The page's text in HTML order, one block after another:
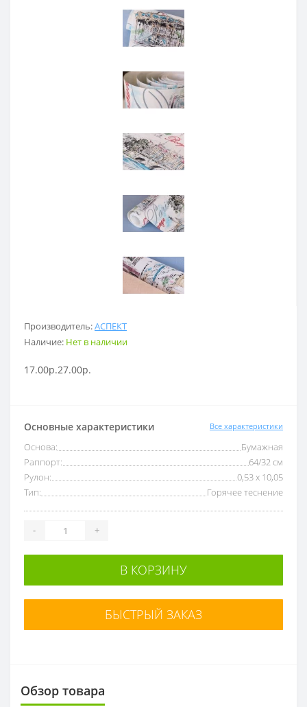
Производитель:АСПЕКТ
Наличие: Нет в наличии
17.00р.27.00р.
Основные характеристики Все характеристики
Основа:
Бумажная
Раппорт:
64/32 см
Рулон:
0,53 x 10,05
Тип:
Горячее теснение
- +
В КОРЗИНУ
БЫСТРЫЙ ЗАКАЗ
Обзор товара